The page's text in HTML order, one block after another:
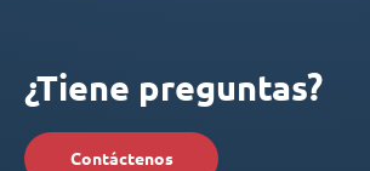
¿Tiene preguntas?
Contáctenos